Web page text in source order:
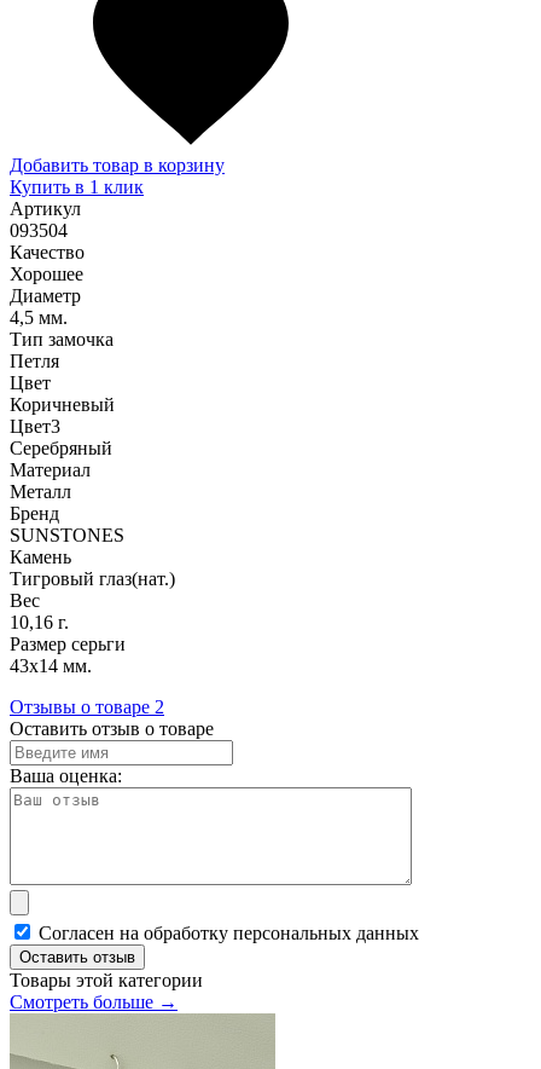
Добавить товар в корзину
Купить в 1 клик
Артикул
093504
Качество
Хорошее
Диаметр
4,5 мм.
Тип замочка
Петля
Цвет
Коричневый
Цвет3
Серебряный
Материал
Металл
Бренд
SUNSTONES
Камень
Тигровый глаз(нат.)
Вес
10,16 г.
Размер серьги
43х14 мм.
Отзывы о товаре 2
Оставить отзыв о товаре
Ваша оценка:
Согласен на обработку персональных данных
Оставить отзыв
Товары этой категории
Смотреть больше →